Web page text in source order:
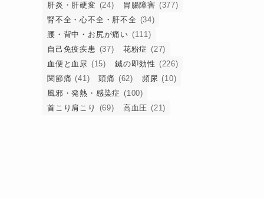
肝炎・肝硬変 (24) 胃腸障害 (377)
腎不全・心不全・肝不全 (34)
腰・背中・お尻が痛い (111)
自己免疫疾患 (37) 花粉症 (27)
血便と血尿 (15) 鍼の即効性 (226)
関節痛 (41) 頭痛 (62) 頻尿 (10)
風邪・発熱・感染症 (100)
首こり肩こり
(69) 高血圧 (21)